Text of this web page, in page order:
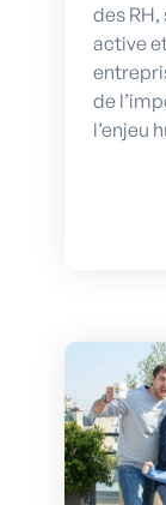
des
active
de
l’enjeu